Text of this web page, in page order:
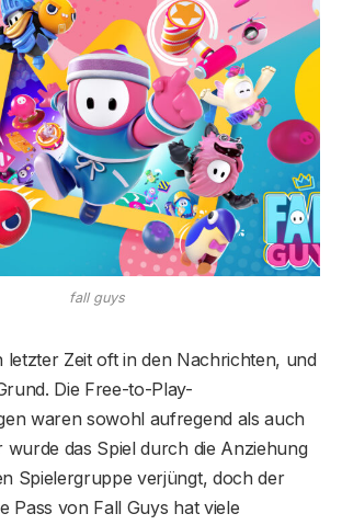
fall guys
letzter Zeit oft in den Nachrichten, und
Die Free-to-Play-
waren sowohl aufregend als auch
wurde das Spiel durch die Anziehung
Spielergruppe verjüngt, doch der
Pass von Fall Guys hat viele